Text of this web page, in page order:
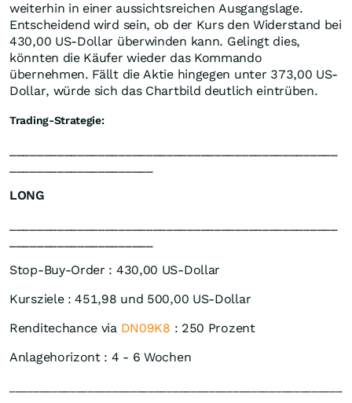
weiterhin in einer aussichtsreichen Ausgangslage.
Entscheidend wird sein, ob der Kurs den Widerstand bei
430,00 US-Dollar überwinden kann. Gelingt dies,
könnten die Käufer wieder das Kommando
übernehmen. Fällt die Aktie hingegen unter 373,00 US-
Dollar, würde sich das Chartbild deutlich eintrüben.
Trading-Strategie:
LONG
Stop-Buy-Order : 430,00 US-Dollar
Kursziele : 451,98 und 500,00 US-Dollar
Renditechance via DN09K8 : 250 Prozent
Anlagehorizont : 4 - 6 Wochen